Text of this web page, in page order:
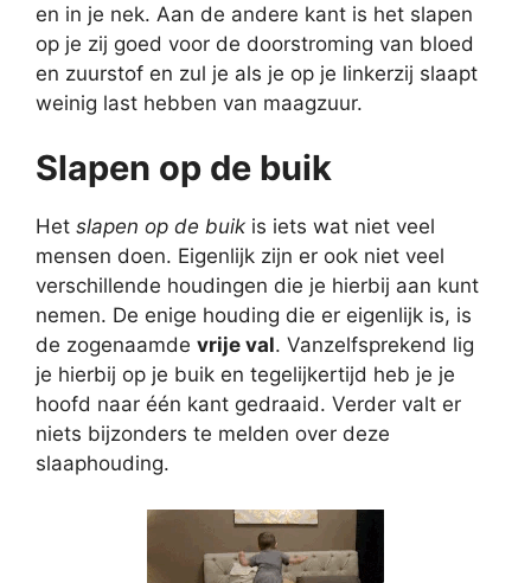
en in je nek. Aan de andere kant is het slapen
op je zij goed voor de doorstroming van bloed
en zuurstof en zul je als je op je linkerzij slaapt
weinig last hebben van maagzuur.
Slapen op de buik
Het slapen op de buik is iets wat niet veel
mensen doen. Eigenlijk zijn er ook niet veel
verschillende houdingen die je hierbij aan kunt
nemen. De enige houding die er eigenlijk is, is
de zogenaamde vrije val. Vanzelfsprekend lig
je hierbij op je buik en tegelijkertijd heb je je
hoofd naar één kant gedraaid. Verder valt er
niets bijzonders te melden over deze
slaaphouding.